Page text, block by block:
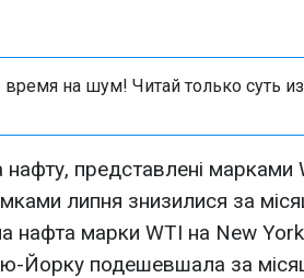
время на шум! Читай только суть из
нафту, представлені марками
липня знизилися за
нафта марки WTI на New
Йорку подешевшала за